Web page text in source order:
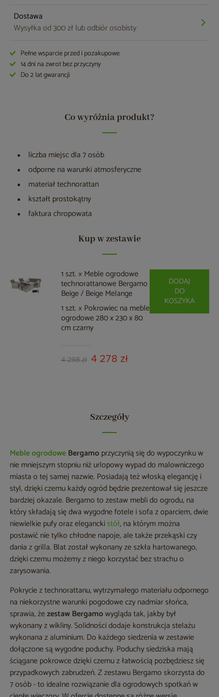
Dostawa
Wysyłka od 300 zł lub odbiór osobisty
Pełne wsparcie przed i pozakupowe
14 dni na zwrot bez przyczyny
Do 2 lat gwarancji
Co wyróżnia produkt?
liczba miejsc dla 7 osób
odporne na warunki atmosferyczne
materiał technorattan
kształt prostokątny
faktura chropowata
Kup w zestawie
1 szt. × Meble ogrodowe
technorattanowe Bergamo
Beige / Beige Melange
1 szt. × Pokrowiec na meble
ogrodowe 280 x 230 x 80
cm czarny
4 298 zł 4 278 zł
DODAJ
DO
KOSZYKA
Szczegóły
Meble ogrodoweBergamoprzyczynią się do wypoczynku w
nie mniejszym stopniu niż urlopowy wypad do malowniczego
miasta o tej samej nazwie. Posiadają też włoską elegancję i
styl, dzięki czemu każdy ogród będzie prezentował się jeszcze
bardziej okazale. Bergamo to zestaw mebli do ogrodu, na
który składają się dwa wygodne fotele i sofa z oparciem, dwie
niewielkie pufy oraz eleganckistół, na którym można
postawić nie tylko chłodne napoje, ale także przekąski czy
dania z grilla. Blat został wykonany ze szkła hartowanego,
dzięki czemu możemy z niego korzystać bez strachu o
zarysowania.
Pokrycie z technorattanu, wytrzymałego materiału odpornego
na niekorzystne warunki pogodowe czy nadmiar słońca,
sprawia, żezestaw Bergamowygląda tak, jakby był
wykonany z wikliny. Solidności dodaje konstrukcja stelażu
wykonana z aluminium. Do każdego siedzenia w zestawie
dołączone są wygodne poduchy. Poduchy siedziska mają
ściągane pokrowce dzięki czemu z łatwością pozbędziesz się
przypadkowych zabrudzeń. Z zestawu Bergamo skorzysta do
7 osób - to idealne rozwiązanie dla ogrodowych spotkań w